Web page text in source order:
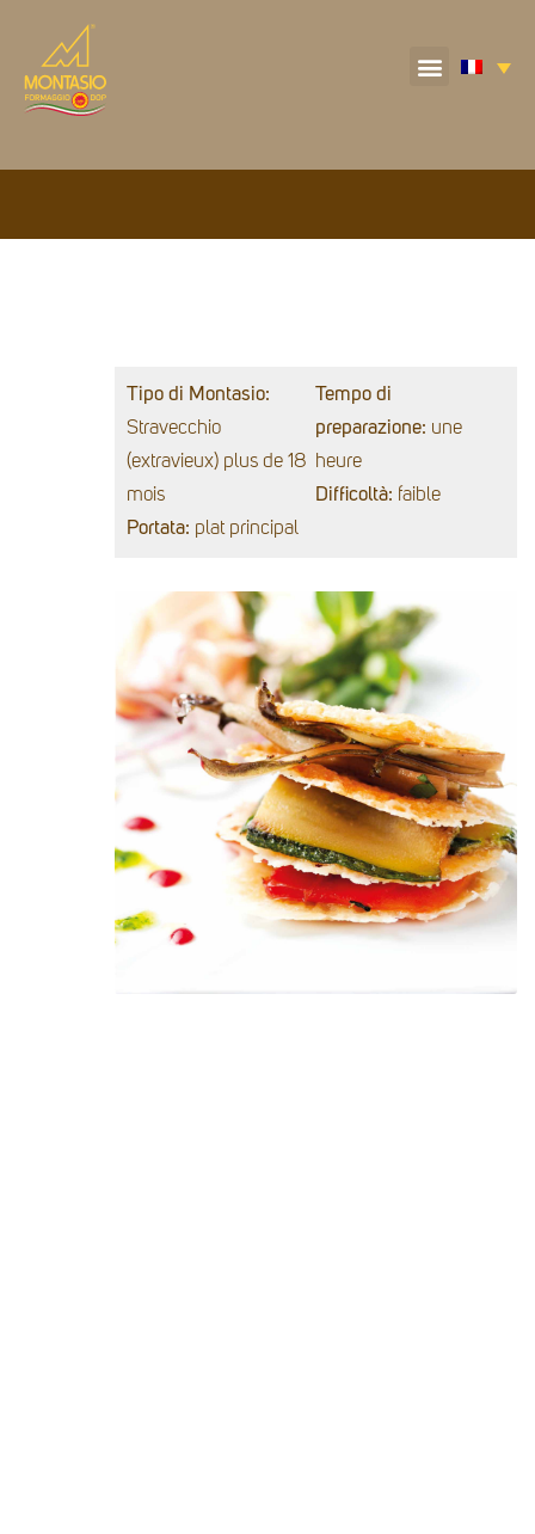
Tipo di Montasio:
Stravecchio
(extravieux) plus de 18
mois
Portata: plat principal
Tempo di
preparazione: une
heure
Difficoltà: faible